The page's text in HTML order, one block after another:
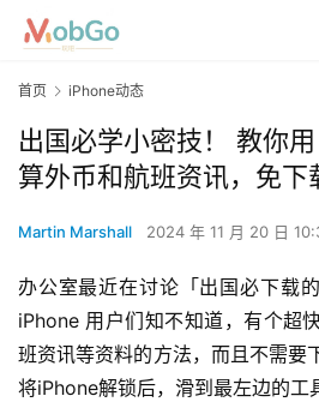
首页 iPhone动态
出国必学小密技！ 教你
算外币和航班资讯，免
Martin Marshall 2024 年 11 月 20 日
办公室最近在讨论「出国必下载
iPhone 用户们知不知道，有个超
班资讯等资料的方法，而且不需要
将iPhone解锁后，滑到最左边的工